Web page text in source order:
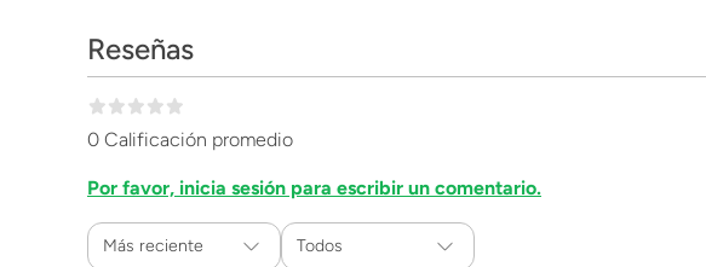
Reseñas
0 Calificación promedio
Por favor, inicia sesión para escribir un comentario.
Más reciente Todos